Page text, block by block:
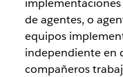
de agentes, o
equipos
independiente en
compañeros